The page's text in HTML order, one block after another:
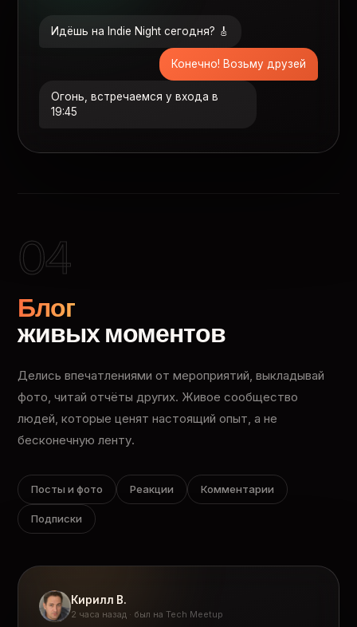
Идёшь на Indie Night сегодня? 🎸
Конечно! Возьму друзей
Огонь, встречаемся у входа в
19:45
04
Блог
живых моментов
Делись впечатлениями от мероприятий, выкладывай
фото, читай отчёты других. Живое сообщество
людей, которые ценят настоящий опыт, а не
бесконечную ленту.
Посты и фото Реакции Комментарии
Подписки
Кирилл В.
2 часа назад · был на Tech Meetup